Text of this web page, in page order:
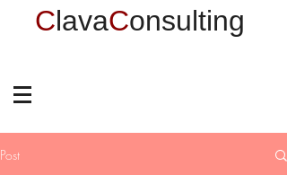
ClavaConsulting
Post